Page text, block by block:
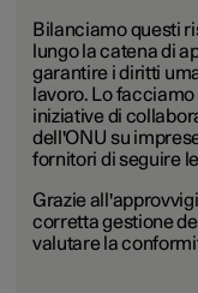
Bilanciamo questi
lungo la catena di
garantire i diritti
lavoro. Lo
iniziative di
dell'ONU su
fornitori di seguire
Grazie
corretta gestione
valutare la